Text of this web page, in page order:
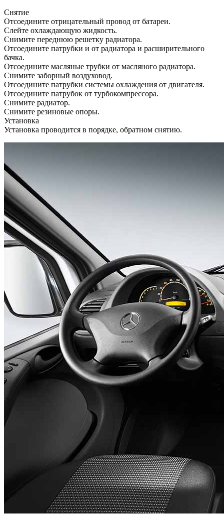
Снятие
Отсоедините отрицательный провод от батареи.
Слейте охлаждающую жидкость.
Снимите переднюю решетку радиатора.
Отсоедините патрубки и от радиатора и расширительного
бачка.
Отсоедините масляные трубки от масляного радиатора.
Снимите заборный воздуховод.
Отсоедините патрубки системы охлаждения от двигателя.
Отсоедините патрубок от турбокомпрессора.
Снимите радиатор.
Снимите резиновые опоры.
Установка
Установка проводится в порядке, обратном снятию.